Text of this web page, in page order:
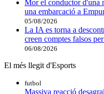
Mor el conductor d'una
una embarcació a
05/08/2026
La IA es torna a
creen comptes falsos
06/08/2026
El més llegit d'Esports
futbol
Massiva reacció